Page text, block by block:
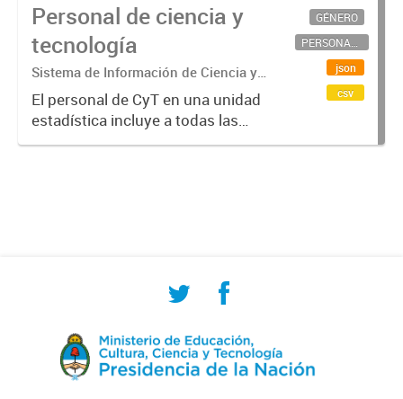
Personal de ciencia y
tecnología
Sistema de Información de Ciencia y
Tecnología Argentino (SICYTAR)
El personal de CyT en una unidad
estadística incluye a todas las
personas involucradas
GÉNERO
PERSONAL CIENTÍFICO-TECNOLÓGICO
json
csv